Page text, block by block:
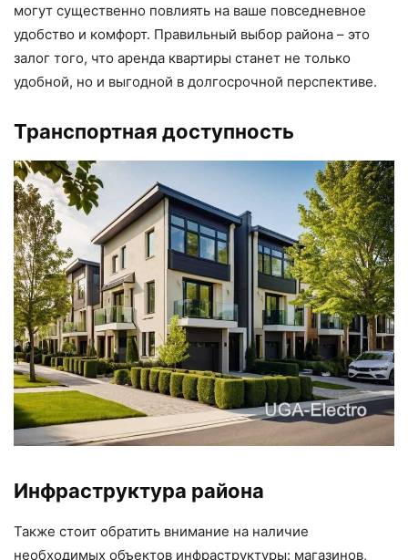
могут существенно повлиять на ваше повседневное
удобство и комфорт. Правильный выбор района – это
залог того, что аренда квартиры станет не только
удобной, но и выгодной в долгосрочной перспективе.
Транспортная доступность
Инфраструктура района
Также стоит обратить внимание на наличие
необходимых объектов инфраструктуры: магазинов,